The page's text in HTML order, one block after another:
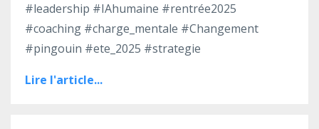
#leadership #IAhumaine #rentrée2025
#coaching #charge_mentale #Changement
#pingouin #ete_2025 #strategie
Lire l'article...